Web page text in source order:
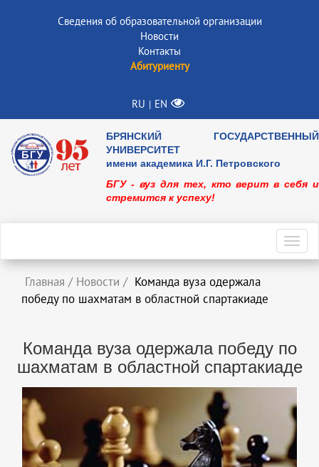
Сведения об образовательной организации
Новости
Контакты
Абитуриенту
RU | EN
БРЯНСКИЙ ГОСУДАРСТВЕННЫЙ
УНИВЕРСИТЕТ
имени академика И.Г. Петровского
БГУ - вуз для тех, кто верит в себя и
стремится к успеху!
Главная / Новости / Команда вуза одержала
победу по шахматам в областной спартакиаде
Команда вуза одержала победу по
шахматам в областной спартакиаде